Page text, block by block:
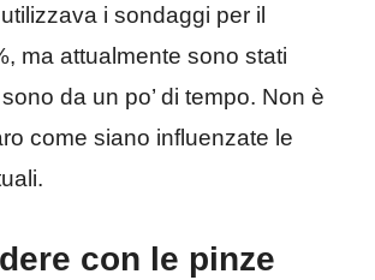
i sondaggi per il
ma attualmente sono stati
da un po’ di tempo. Non è
come siano influenzate le
con le pinze